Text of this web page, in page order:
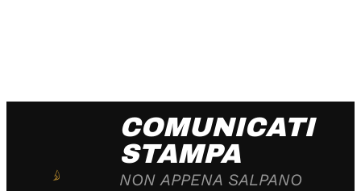
COMUNICATI
STAMPA
NON APPENA SALPANO